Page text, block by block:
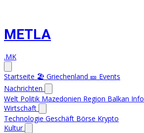
METLA
.MK
Startseite 🏖️ Griechenland 🎫 Events
Nachrichten
Welt Politik Mazedonien Region Balkan Info
Wirtschaft
Technologie Geschäft Börse Krypto
Kultur